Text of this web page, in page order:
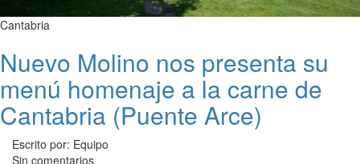
Cantabria
Nuevo Molino nos presenta su
menú homenaje a la carne de
Cantabria (Puente Arce)
Escrito por: Equipo
Sin comentarios